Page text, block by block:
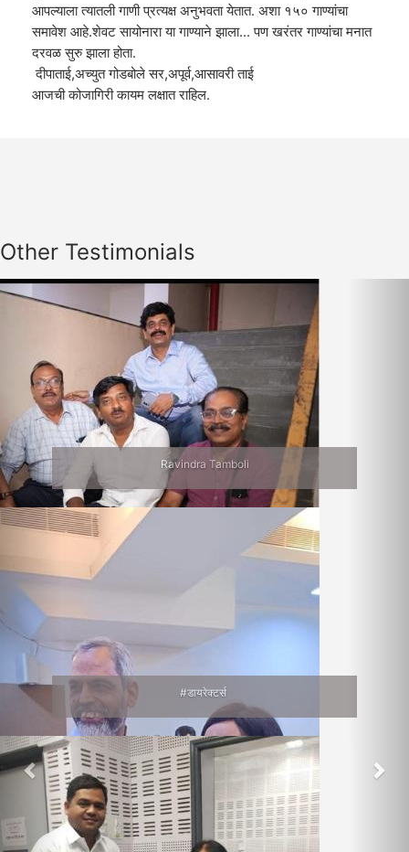
आपल्याला त्यातली गाणी प्रत्यक्ष अनुभवता येतात. अशा १५० गाण्यांचा
समावेश आहे.शेवट सायोनारा या गाण्याने झाला... पण खरंतर गाण्यांचा मनात
दरवळ सुरु झाला होता.
दीपाताई,अच्युत गोडबोले सर,अपूर्व,आसावरी ताई
आजची कोजागिरी कायम लक्षात राहिल.
Other Testimonials
Ravindra Tamboli
#डायरेक्टर्स
Previous